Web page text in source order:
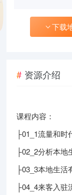
下载
资源介绍
课程内容：
├01_1流量和时
├02_2分析本地
├03_3本地生活
├04_4来客入驻